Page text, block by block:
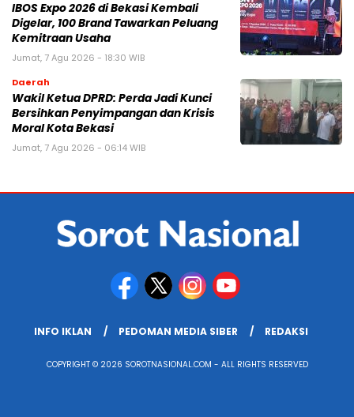
IBOS Expo 2026 di Bekasi Kembali
Digelar, 100 Brand Tawarkan Peluang
Kemitraan Usaha
Jumat, 7 Agu 2026 - 18:30 WIB
Daerah
Wakil Ketua DPRD: Perda Jadi Kunci
Bersihkan Penyimpangan dan Krisis
Moral Kota Bekasi
Jumat, 7 Agu 2026 - 06:14 WIB
INFO IKLAN PEDOMAN MEDIA SIBER REDAKSI
COPYRIGHT © 2026 SOROTNASIONAL.COM - ALL RIGHTS RESERVED